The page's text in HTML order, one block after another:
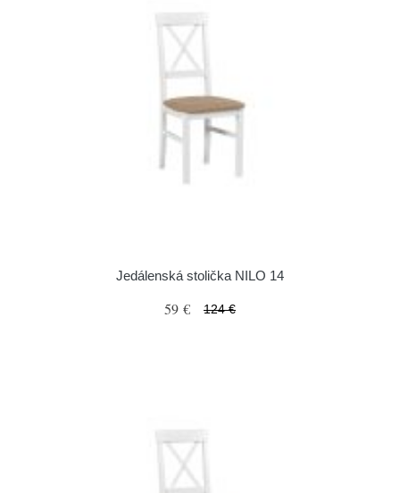
Jedálenská stolička NILO 14
59 € 124 €